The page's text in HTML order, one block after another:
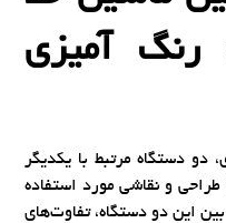
آمیزی
دستگاه مرتبط با یکدیگر
طراحی و نقاشی مورد استفاده
بین این دو دستگاه، تفاوت‌های